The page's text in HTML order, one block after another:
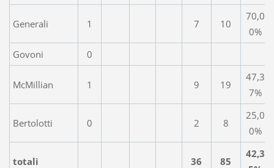
Generali 1 7 10
70,0
0%
Govoni
0
McMillian 1 9 19
47,3
7%
Bertolotti 0 2 8
25,0
0%
totali 36 85
42,3